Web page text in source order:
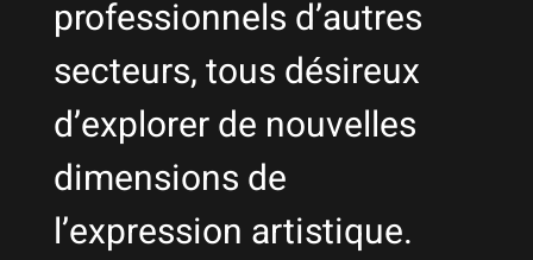
professionnels d’autres
secteurs, tous désireux
d’explorer de nouvelles
dimensions de
l’expression artistique.